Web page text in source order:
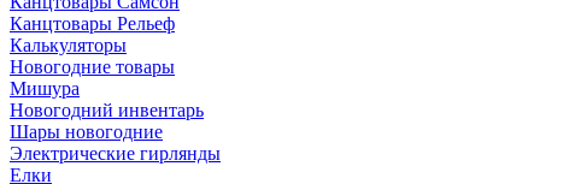
Канцтовары Рельеф
Калькуляторы
Новогодние товары
Мишура
Новогодний инвентарь
Шары новогодние
Электрические гирлянды
Елки